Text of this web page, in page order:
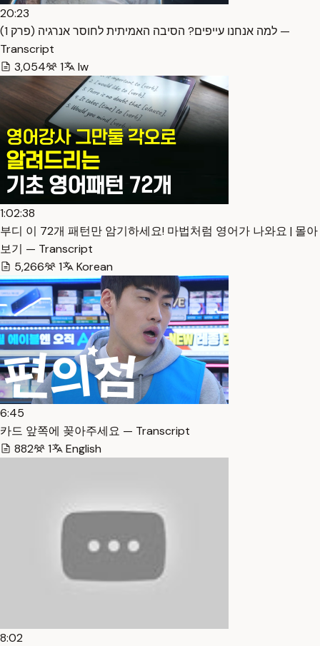
20:23
למה אנחנו עייפים? הסיבה האמיתית לחוסר אנרגיה (פרק 1) —
Transcript
3,054
1 Iw
1:02:38
부디 이 72개 패턴만 암기하세요! 마법처럼 영어가 나와요 | 몰아
보기 — Transcript
5,266
1 Korean
6:45
카드 앞쪽에 꽂아주세요 — Transcript
882
1 English
8:02